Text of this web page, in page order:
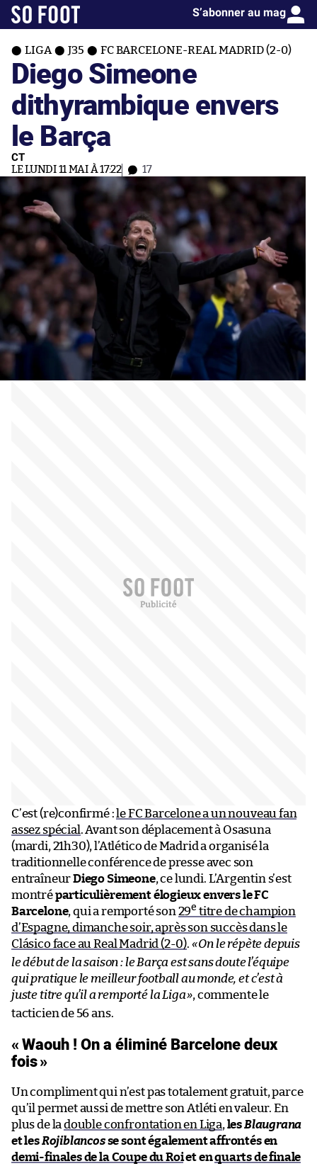
S’abonner au mag
LIGA J35 FC BARCELONE-REAL MADRID (2-0)
Diego Simeone
dithyrambique envers
le Barça
CT
LE LUNDI 11 MAI À 17:22 17
C’est (re)confirmé : le FC Barcelone a un nouveau fan
assez spécial. Avant son déplacement à Osasuna
(mardi, 21h30), l’Atlético de Madrid a organisé la
traditionnelle conférence de presse avec son
entraîneurDiego Simeone, ce lundi. L’Argentin s’est
montréparticulièrement élogieux envers le FC
Barcelone, qui a remporté son 29e titre de champion
d’Espagne, dimanche soir, après son succès dans le
Clásico face au Real Madrid (2-0). «On le répète depuis
le début de la saison : le Barça est sans doute l’équipe
qui pratique le meilleur football au monde, et c’est à
juste titre qu’il a remporté la Liga», commente le
tacticien de 56 ans.
« Waouh ! On a éliminé Barcelone deux
fois»
Un compliment qui n’est pas totalement gratuit, parce
qu’il permet aussi de mettre son Atléti en valeur. En
plus de ladouble confrontation en Liga, lesBlaugrana
et lesRojiblancosse sont également affrontés en
demi-finales de la Coupe du Roiet enquarts de finale